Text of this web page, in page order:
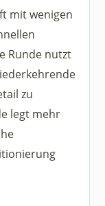
mit wenigen
Runde nutzt
zu
legt mehr